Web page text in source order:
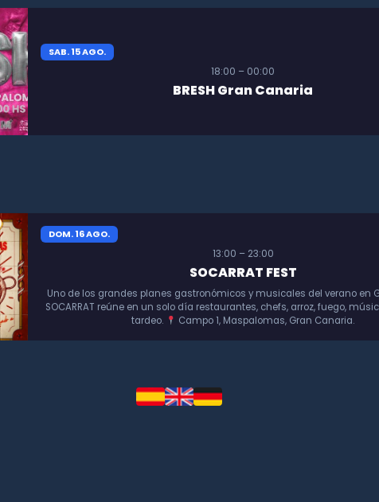
SAB. 15 AGO.
18:00 – 00:00
BRESH Gran Canaria
DOM. 16 AGO.
13:00 – 23:00
SOCARRAT FEST
Uno de los grandes planes gastronómicos y musicales del verano en
SOCARRAT reúne en un solo día restaurantes, chefs, arroz, fuego,
tardeo.
Campo 1, Maspalomas, Gran Canaria.